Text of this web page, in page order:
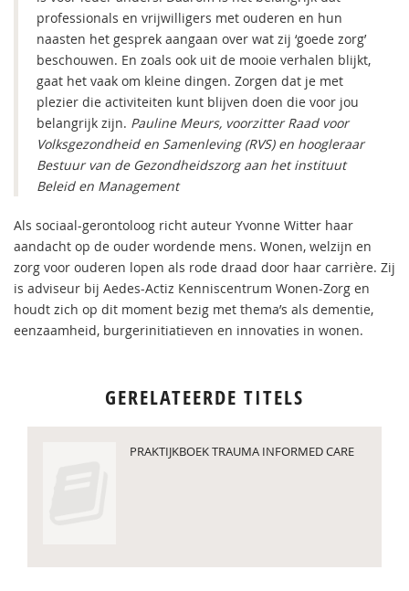
professionals en vrijwilligers met ouderen en hun
naasten het gesprek aangaan over wat zij ‘goede zorg’
beschouwen. En zoals ook uit de mooie verhalen blijkt,
gaat het vaak om kleine dingen. Zorgen dat je met
plezier die activiteiten kunt blijven doen die voor jou
belangrijk zijn. Pauline Meurs, voorzitter Raad voor
Volksgezondheid en Samenleving (RVS) en hoogleraar
Bestuur van de Gezondheidszorg aan het instituut
Beleid en Management
Als sociaal-gerontoloog richt auteur Yvonne Witter haar
aandacht op de ouder wordende mens. Wonen, welzijn en
zorg voor ouderen lopen als rode draad door haar carrière. Zij
is adviseur bij Aedes-Actiz Kenniscentrum Wonen-Zorg en
houdt zich op dit moment bezig met thema’s als dementie,
eenzaamheid, burgerinitiatieven en innovaties in wonen.
GERELATEERDE TITELS
PRAKTIJKBOEK TRAUMA INFORMED CARE